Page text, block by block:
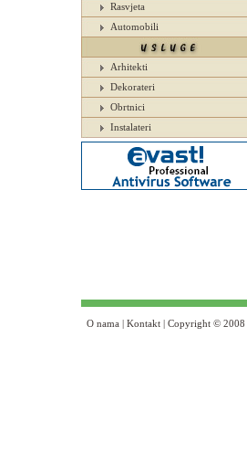
Rasvjeta
Automobili
Arhitekti
Dekorateri
Obrtnici
Instalateri
O nama | Kontakt | Copyright © 2008